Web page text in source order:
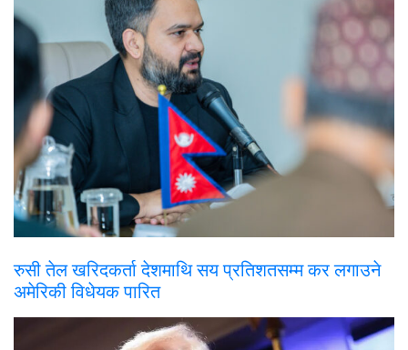
रुसी तेल खरिदकर्ता देशमाथि सय प्रतिशतसम्म कर लगाउने
अमेरिकी विधेयक पारित